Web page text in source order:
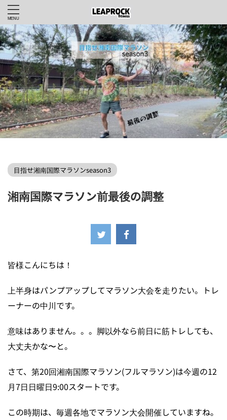
目指せ湘南国際マラソンseason3
湘南国際マラソン前最後の調整
皆様こんにちは！
上半身はパンプアップしてマラソン大会を走りたい。トレ
ーナーの中川です。
意味はありません。。。脚以外なら前日に筋トレしても、
大丈夫かな〜と。
さて、第20回湘南国際マラソン(フルマラソン)は今週の12
月7日日曜日9:00スタートです。
この時期は、毎週各地でマラソン大会開催していますね。